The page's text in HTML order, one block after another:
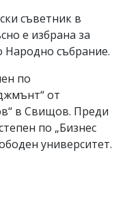
съветник в
е избрана за
Народно събрание.
по
от
в Свищов. Преди
по „Бизнес
университет.